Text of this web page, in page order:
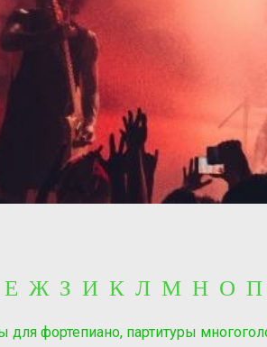
Е Ж З И К Л М Н О
для фортепиано, партитуры